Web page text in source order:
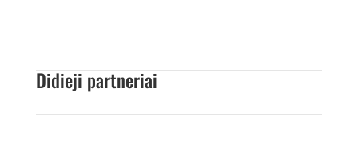
Didieji partneriai